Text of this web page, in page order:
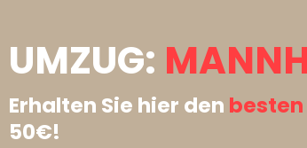
UMZUG:
Erhalten Sie hier den besten
50€!